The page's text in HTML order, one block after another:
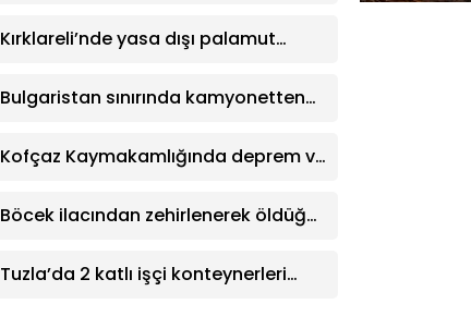
olimpiyatta madalya alacak
Kırklareli’nde yasa dışı palamut
Bulgaristan sınırında kamyonetten
sigara çıktı
Kofçaz Kaymakamlığında deprem ve
Böcek ilacından zehirlenerek öldüğü
yolculuğuna uğurlandı
Tuzla’da 2 katlı işçi konteynerleri